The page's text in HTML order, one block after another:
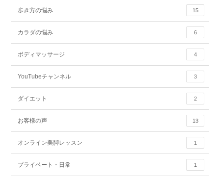
歩き方の悩み 15
カラダの悩み 6
ボディマッサージ 4
YouTubeチャンネル 3
ダイエット 2
お客様の声 13
オンライン美脚レッスン 1
プライベート・日常 1